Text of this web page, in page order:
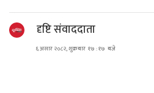
दृष्टि संवाददाता
६ असार २०८२, शुक्रबार १७ : १७ बजे